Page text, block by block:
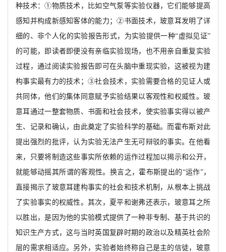
种技术：①物质技术，比如空气泵等实验仪器，它们能够提高
感知并构成新感知客体的能力；②书面技术，玻意耳发明了详
细的、非个人化的实验报告形式，为实验提供一种“虚拟见证”
的可能，即读者即便没有亲临实验现场，也不用亲自重复实验
过程，通过阅读实验报告即可在头脑中重现实验，这被视为建
构事实最有力的技术；③社会技术，实验需要合格的见证人或
共同体，他们的集体同意赋予实验结果以客观性和权威性。玻
意耳通过一整套物质、书面和社会技术，使实验事实得以被产
生、记录和确认，由此奠定了实验科学的基础。而霍布斯对此
提出强烈的批评，认为实验无法产生无可辩驳的事实。在他看
来，只要将制造这些事实所依赖的运作过程加以揭示和公开，
就能够动摇其所谓的客观性。换言之，霍布斯提出的“运作”，
直接揭示了玻意耳建构事实的社会和技术机制，从根本上挑战
了实验事实的权威性。其次，夏平和谢弗还表示，玻意耳之所
以胜出，是因为他的实验模式提供了一种非专制、基于共识的
知识生产方式，这与当时英国复辟时期的政治以及精英社会阶
层的需求相适应。另外，实验者始终称自己是主的信徒，玻意